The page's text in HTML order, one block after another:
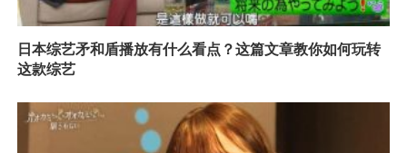
日本综艺矛和盾播放有什么看点？这篇文章教你如何玩转
这款综艺